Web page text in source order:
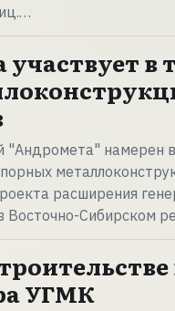
в
"Андромета" намерен
расширения
Восточно-Сибирском
УГМК